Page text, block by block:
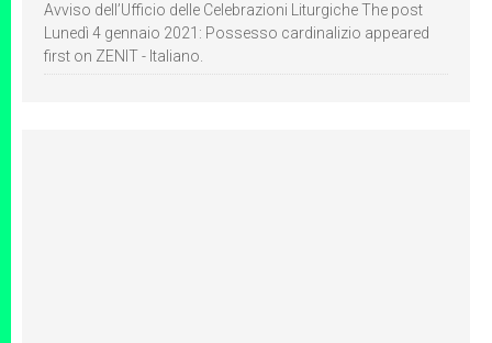
Avviso dell’Ufficio delle Celebrazioni Liturgiche The post
Lunedì 4 gennaio 2021: Possesso cardinalizio appeared
first on ZENIT - Italiano.